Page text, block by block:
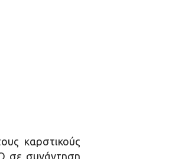
καρστικούς
σε συνάντηση